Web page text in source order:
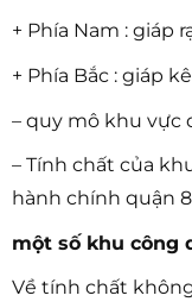
+ Phía Nam : giáp
+ Phía Bắc : giáp
– quy mô khu vực
– Tính chất của
hành chính quận
một số khu công
Về tính chất